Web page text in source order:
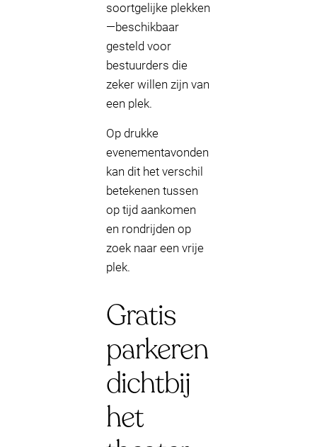
soortgelijke plekken
—beschikbaar
gesteld voor
bestuurders die
zeker willen zijn van
een plek.
Op drukke
evenementavonden
kan dit het verschil
betekenen tussen
op tijd aankomen
en rondrijden op
zoek naar een vrije
plek.
Gratis
parkeren
dichtbij
het